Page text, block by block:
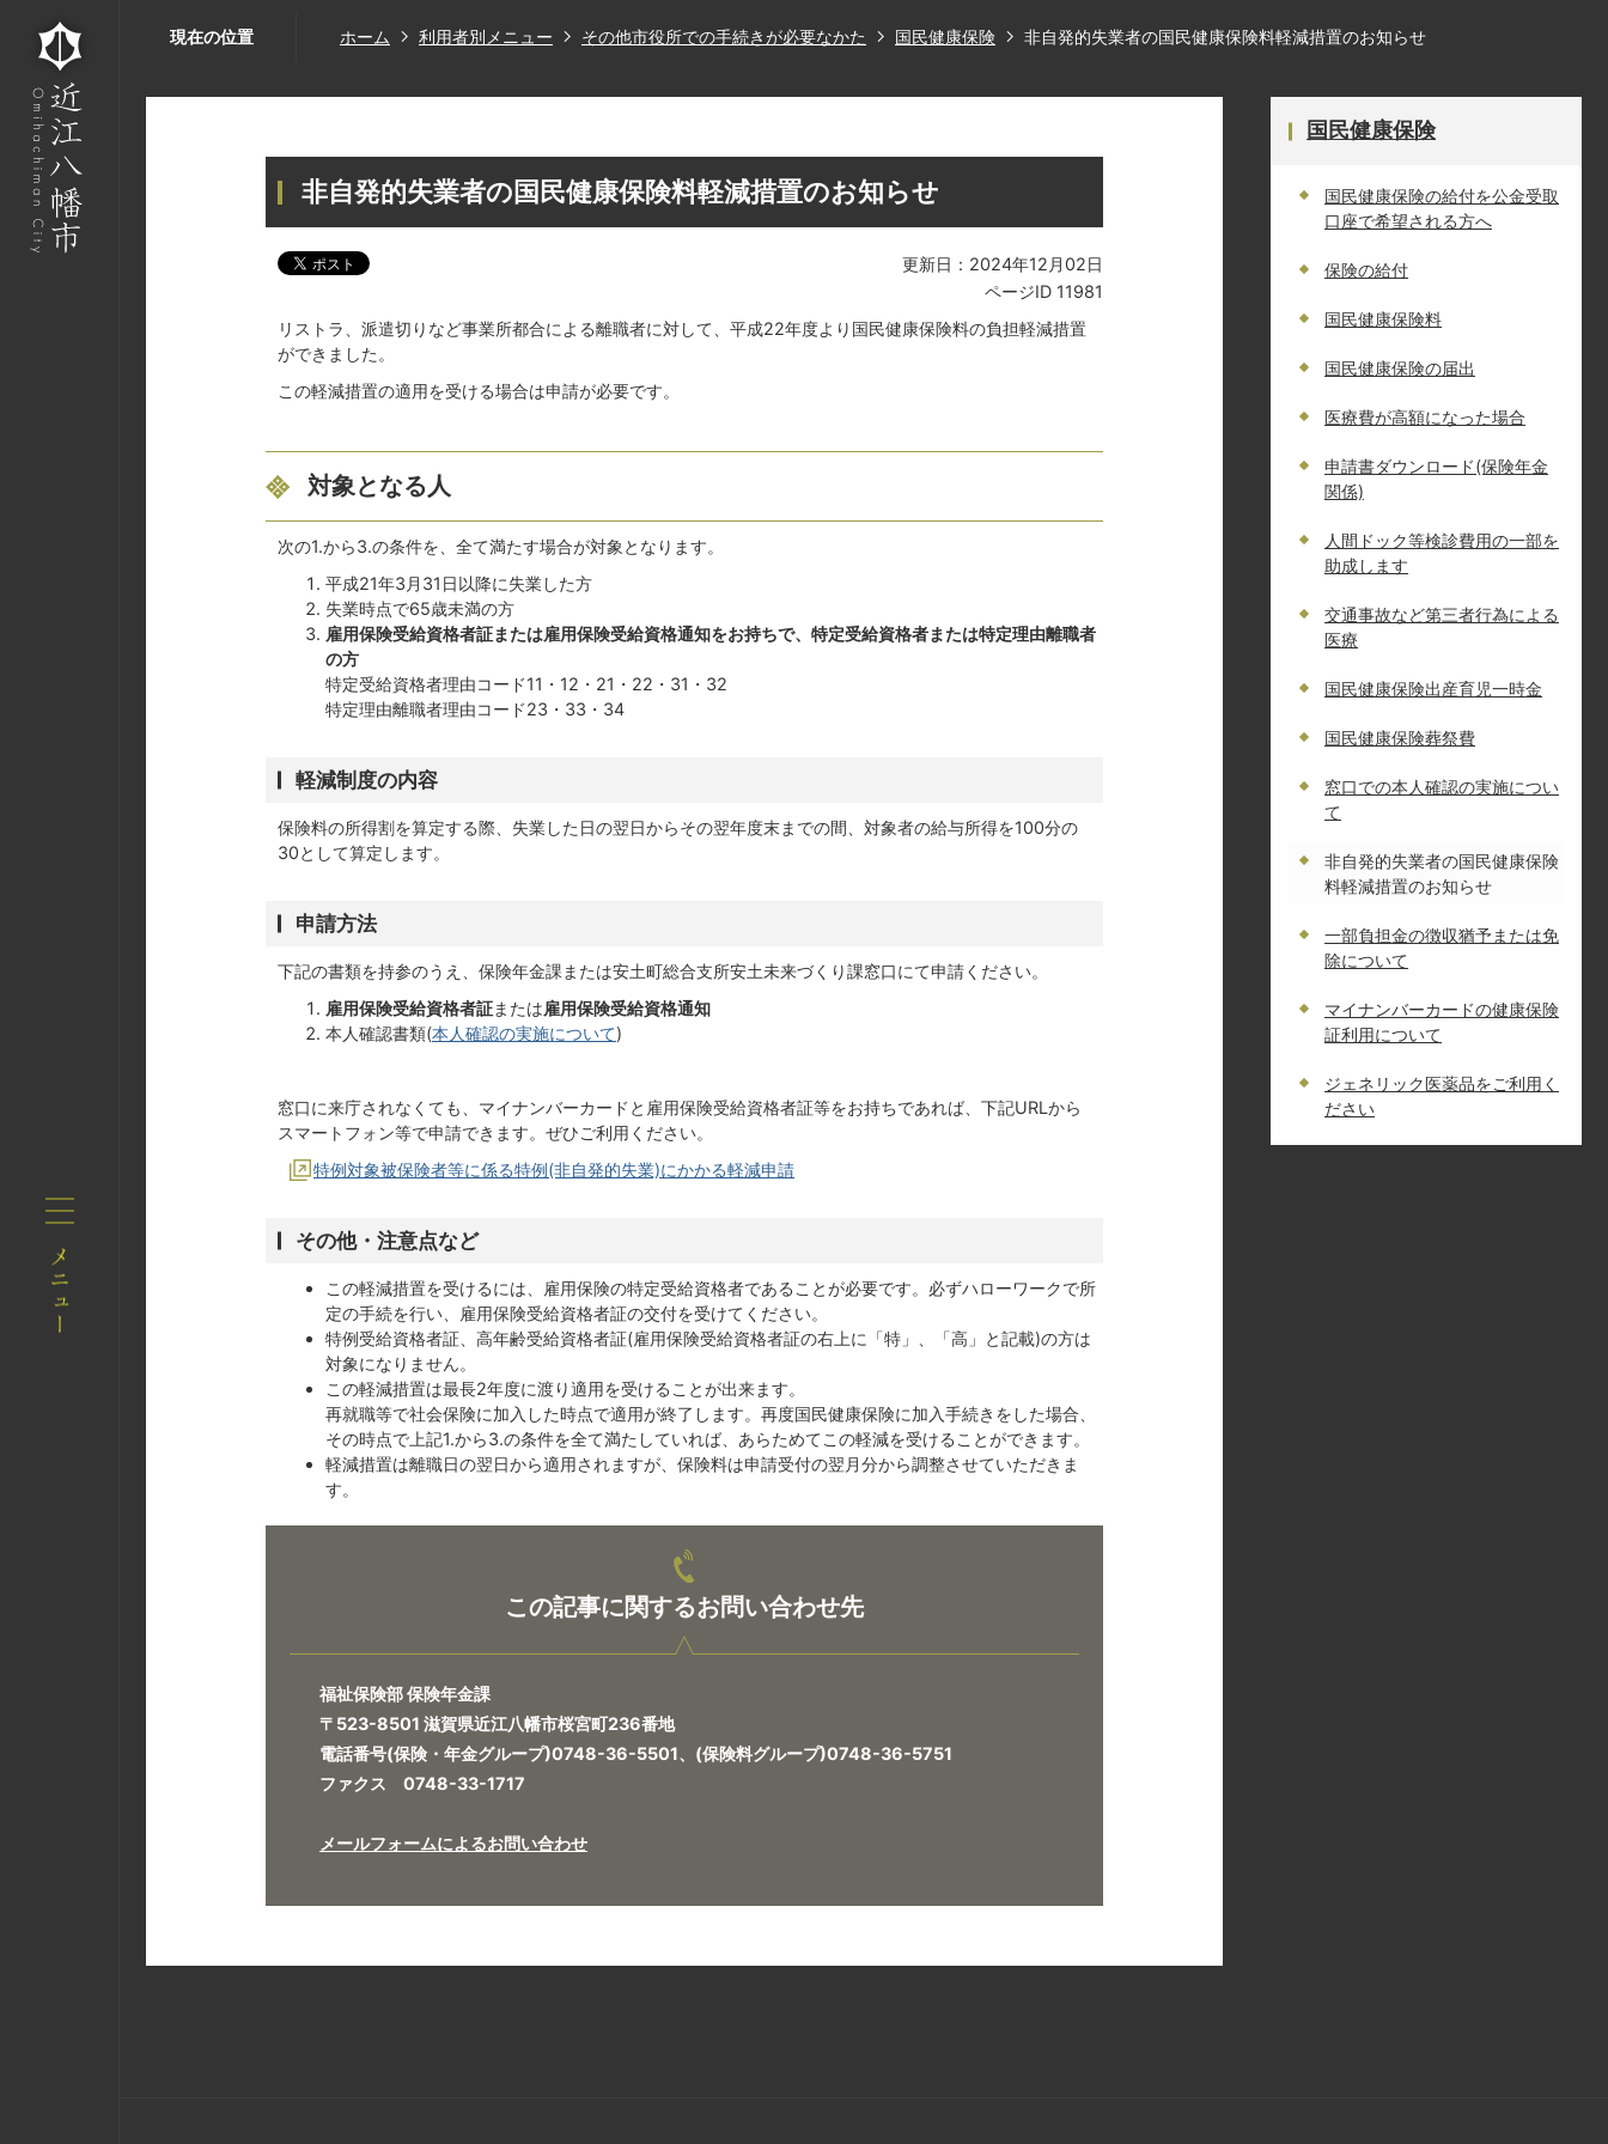
現在の位置 ホーム 利用者別メニュー その他市役所での手続きが必要なかた 国民健康保険 非自発的失業者の国民健康保険料軽減措置のお知らせ
非自発的失業者の国民健康保険料軽減措置のお知らせ
更新日：2024年12月02日
ページID 11981
リストラ、派遣切りなど事業所都合による離職者に対して、平成22年度より国民健康保険料の負担軽減措置
ができました。
この軽減措置の適用を受ける場合は申請が必要です。
対象となる人
次の1.から3.の条件を、全て満たす場合が対象となります。
平成21年3月31日以降に失業した方
失業時点で65歳未満の方
雇用保険受給資格者証または雇用保険受給資格通知をお持ちで、特定受給資格者または特定理由離職者
の方
特定受給資格者理由コード11・12・21・22・31・32
特定理由離職者理由コード23・33・34
軽減制度の内容
保険料の所得割を算定する際、失業した日の翌日からその翌年度末までの間、対象者の給与所得を100分の
30として算定します。
申請方法
下記の書類を持参のうえ、保険年金課または安土町総合支所安土未来づくり課窓口にて申請ください。
雇用保険受給資格者証または雇用保険受給資格通知
本人確認書類(本人確認の実施について)
窓口に来庁されなくても、マイナンバーカードと雇用保険受給資格者証等をお持ちであれば、下記URLから
スマートフォン等で申請できます。ぜひご利用ください。
特例対象被保険者等に係る特例(非自発的失業)にかかる軽減申請
その他・注意点など
この軽減措置を受けるには、雇用保険の特定受給資格者であることが必要です。必ずハローワークで所
定の手続を行い、雇用保険受給資格者証の交付を受けてください。
特例受給資格者証、高年齢受給資格者証(雇用保険受給資格者証の右上に「特」、「高」と記載)の方は
対象になりません。
この軽減措置は最長2年度に渡り適用を受けることが出来ます。
再就職等で社会保険に加入した時点で適用が終了します。再度国民健康保険に加入手続きをした場合、
その時点で上記1.から3.の条件を全て満たしていれば、あらためてこの軽減を受けることができます。
軽減措置は離職日の翌日から適用されますが、保険料は申請受付の翌月分から調整させていただきま
す。
この記事に関するお問い合わせ先
福祉保険部 保険年金課
〒523-8501 滋賀県近江八幡市桜宮町236番地
電話番号(保険・年金グループ)0748-36-5501、(保険料グループ)0748-36-5751
ファクス 0748-33-1717
メールフォームによるお問い合わせ
国民健康保険
国民健康保険の給付を公金受取
口座で希望される方へ
保険の給付
国民健康保険料
国民健康保険の届出
医療費が高額になった場合
申請書ダウンロード(保険年金
関係)
人間ドック等検診費用の一部を
助成します
交通事故など第三者行為による
医療
国民健康保険出産育児一時金
国民健康保険葬祭費
窓口での本人確認の実施につい
て
非自発的失業者の国民健康保険
料軽減措置のお知らせ
一部負担金の徴収猶予または免
除について
マイナンバーカードの健康保険
証利用について
ジェネリック医薬品をご利用く
ださい